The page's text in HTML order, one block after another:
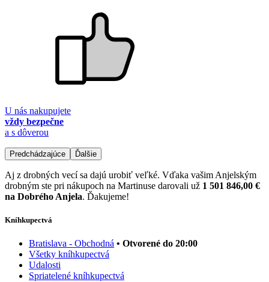
U nás nakupujete
vždy bezpečne
a s dôverou
Predchádzajúce Ďalšie
Aj z drobných vecí sa dajú urobiť veľké. Vďaka vašim Anjelským
drobným ste pri nákupoch na Martinuse darovali už 1 501 846,00 €
na Dobrého Anjela. Ďakujeme!
Kníhkupectvá
Bratislava - Obchodná • Otvorené do 20:00
Všetky kníhkupectvá
Udalosti
Spriatelené kníhkupectvá